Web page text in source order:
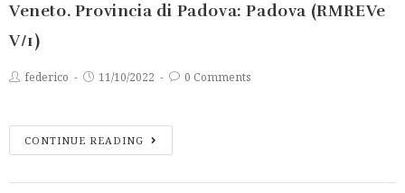
Veneto. Provincia di Padova: Padova (RMREVe
V/1)
federico 11/10/2022 0 Comments
CONTINUE READING